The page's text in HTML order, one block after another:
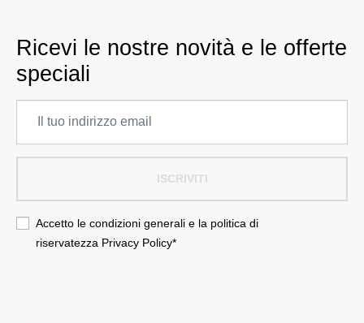
Ricevi le nostre novità e le offerte
speciali
ISCRIVITI
Accetto le condizioni generali e la politica di
riservatezza Privacy Policy*